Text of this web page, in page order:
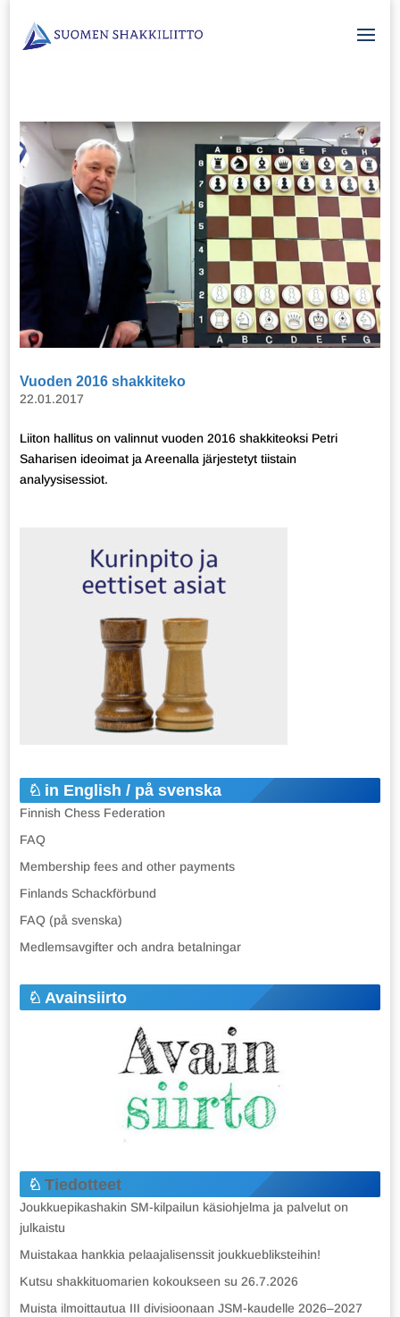
Vuoden 2016 shakkiteko
22.01.2017
Liiton hallitus on valinnut vuoden 2016 shakkiteoksi Petri
Saharisen ideoimat ja Areenalla järjestetyt tiistain
analyysisessiot.
in English / på svenska
Finnish Chess Federation
FAQ
Membership fees and other payments
Finlands Schackförbund
FAQ (på svenska)
Medlemsavgifter och andra betalningar
Avainsiirto
Tiedotteet
Joukkuepikashakin SM-kilpailun käsiohjelma ja palvelut on
julkaistu
Muistakaa hankkia pelaajalisenssit joukkuebliksteihin!
Kutsu shakkituomarien kokoukseen su 26.7.2026
Muista ilmoittautua III divisioonaan JSM-kaudelle 2026–2027